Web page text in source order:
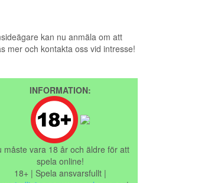
kan nu anmäla om att
mer och kontakta oss vid intresse!
INFORMATION:
måste vara 18 år och äldre för att
spela online!
18+ | Spela ansvarsfullt |